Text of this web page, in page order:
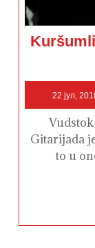
22 јул,
Vudstok Da, upravo tako. Kuršumlijska
Gitarijada
to u